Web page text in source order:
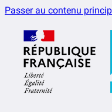
Passer au contenu